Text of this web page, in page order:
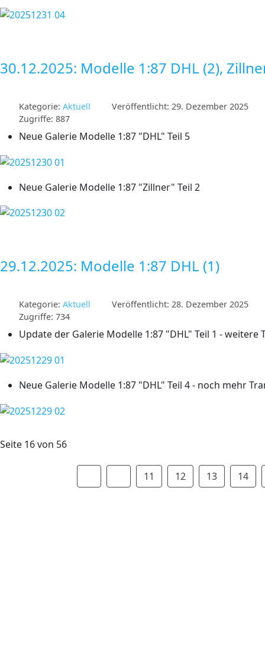
30.12.2025: Modelle 1:87 DHL (2),
Kategorie: Aktuell
Veröffentlicht: 29. Dezember 2025
Zugriffe: 887
Neue Galerie Modelle 1:87 "DHL" Teil 5
Neue Galerie Modelle 1:87 "Zillner" Teil 2
29.12.2025: Modelle 1:87 DHL (1)
Kategorie: Aktuell
Veröffentlicht: 28. Dezember 2025
Zugriffe: 734
Update der Galerie Modelle 1:87 "DHL" Teil 1 - weitere
Neue Galerie Modelle 1:87 "DHL" Teil 4 - noch mehr
Seite 16 von 56
11 12 13 14